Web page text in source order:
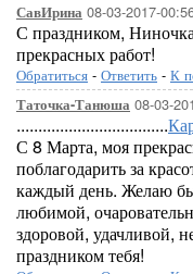
СавИрина 08-03-2017-
С праздником,
прекрасных работ!
Обратиться - Ответить - К
Таточка-Танюша 08-03-
...................................
С 8 Марта, моя
поблагодарить за
каждый день. Желаю
любимой,
здоровой, удачливой,
праздником тебя!